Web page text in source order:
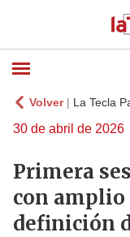
Volver| La Tecla
30 de abril de 2026
Primera
con
definición